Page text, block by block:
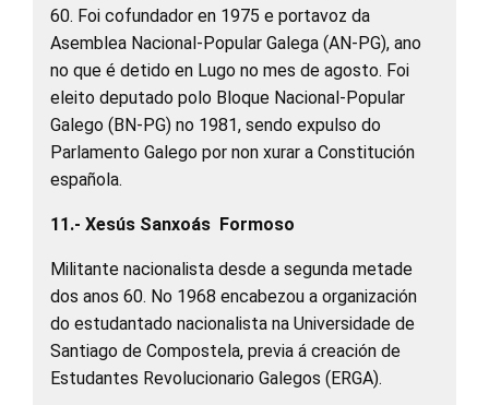
60. Foi cofundador en 1975 e portavoz da
Asemblea Nacional-Popular Galega (AN-PG), ano
no que é detido en Lugo no mes de agosto. Foi
eleito deputado polo Bloque Nacional-Popular
Galego (BN-PG) no 1981, sendo expulso do
Parlamento Galego por non xurar a Constitución
española.
11.- Xesús Sanxoás Formoso
Militante nacionalista desde a segunda metade
dos anos 60. No 1968 encabezou a organización
do estudantado nacionalista na Universidade de
Santiago de Compostela, previa á creación de
Estudantes Revolucionario Galegos (ERGA).